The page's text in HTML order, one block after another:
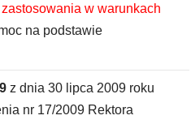
w warunkach
na podstawie
z dnia 30 lipca 2009 roku
nr 17/2009 Rektora